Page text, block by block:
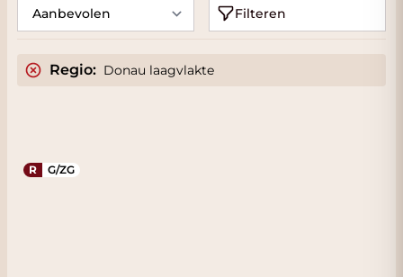
Filteren
Regio: Donau laagvlakte
R G/ZG